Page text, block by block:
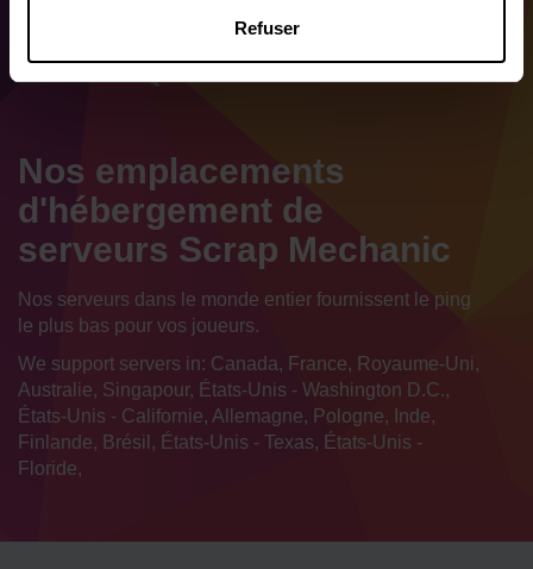
Refuser
Nos emplacements
d'hébergement de
serveurs Scrap Mechanic
Nos serveurs dans le monde entier fournissent le ping
le plus bas pour vos joueurs.
We support servers in: Canada, France, Royaume-Uni,
Australie, Singapour, États-Unis - Washington D.C.,
États-Unis - Californie, Allemagne, Pologne, Inde,
Finlande, Brésil, États-Unis - Texas, États-Unis -
Floride,